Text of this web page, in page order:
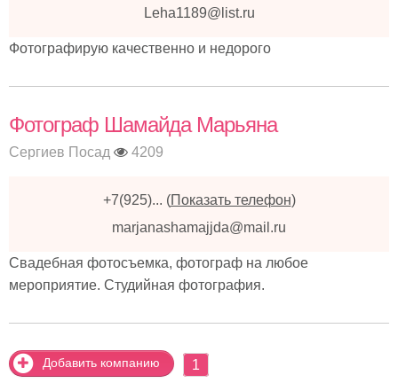
Leha1189@list.ru
Фотографирую качественно и недорого
Фотограф Шамайда Марьяна
Сергиев Посад 4209
+7(925)... (Показать телефон)
marjanashamajjda@mail.ru
Свадебная фотосъемка, фотограф на любое
мероприятие. Студийная фотография.
Добавить компанию 1